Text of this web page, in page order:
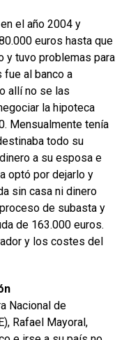
el año 2004 y
euros hasta que
y tuvo problemas para
fue al banco a
allí no se las
la hipoteca
Mensualmente tenía
todo su
a su esposa e
optó por dejarlo y
sin casa ni dinero
de subasta y
de 163.000 euros.
y los costes del
Nacional de
Rafael Mayoral,